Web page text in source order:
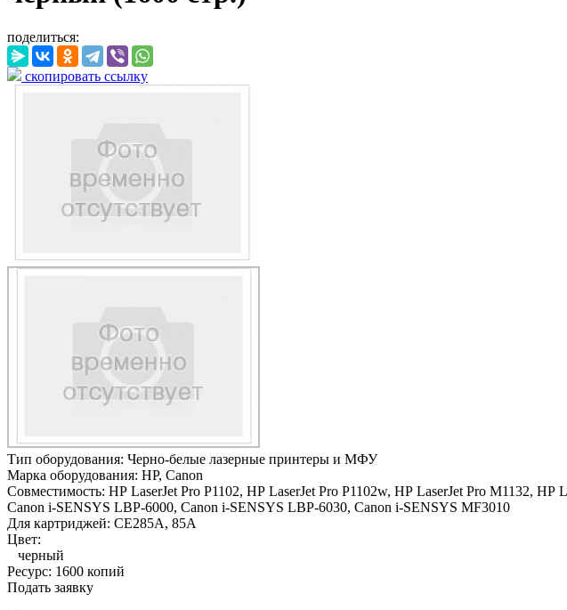
поделиться:
скопировать ссылку
Тип оборудования: Черно-белые лазерные принтеры и МФУ
Марка оборудования: HP, Canon
Совместимость: HP LaserJet Pro P1102, HP LaserJet Pro P1102w, HP LaserJet Pro M1132, HP
Canon i-SENSYS LBP-6000, Canon i-SENSYS LBP-6030, Canon i-SENSYS MF3010
Для картриджей: CE285A, 85A
Цвет:
черный
Ресурс: 1600 копий
Подать заявку